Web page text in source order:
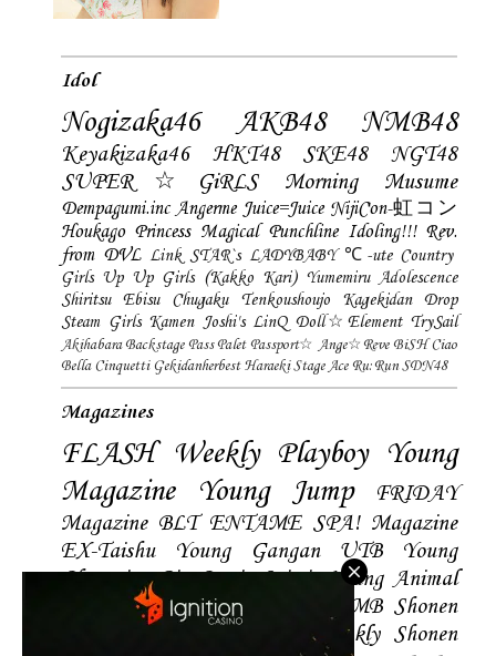
Idol
Nogizaka46 AKB48 NMB48
Keyakizaka46 HKT48 SKE48
NGT48
SUPER☆GiRLS
Morning Musume
Dempagumi.inc Angerme Juice=Juice NijiCon-虹コン
Houkago Princess Magical Punchline Idoling!!! Rev.
from DVL Link STAR`s LADYBABY ℃-ute Country
Girls Up Up Girls (Kakko Kari) Yumemiru Adolescence
Shiritsu Ebisu Chugaku
Tenkoushoujo Kagekidan
Drop
Steam Girls Kamen Joshi's LinQ Doll☆Element TrySail
Akihabara Backstage Pass Palet Passport☆ Ange☆Reve BiSH Ciao
Bella Cinquetti Gekidanherbest Haraeki Stage Ace Ru:Run SDN48
Magazines
FLASH Weekly Playboy Young
Magazine
Young Jump
FRIDAY
Magazine BLT ENTAME SPA! Magazine
EX-Taishu
Young Gangan UTB
Young
Champion Big Comic Spirtis Young Animal
Shonen Magazine BUBKA BOMB Shonen
Weekly Shonen